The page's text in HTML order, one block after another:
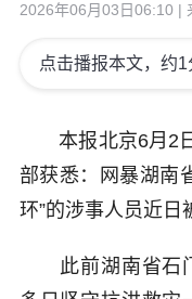
2026年06月03日06:10 |
本报北京6月2日
部获悉：网暴湖南
环”的涉事人员近日
此前湖南省石门